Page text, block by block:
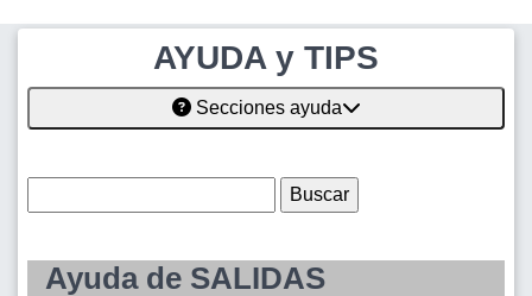
AYUDA y TIPS
Secciones ayuda
Ayuda de SALIDAS